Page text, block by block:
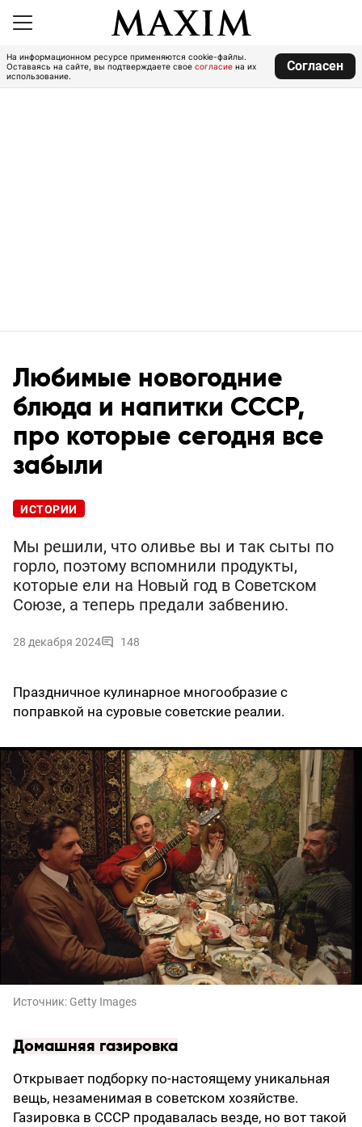
На информационном ресурсе применяются cookie-файлы.
Оставаясь на сайте, вы подтверждаете свое согласие на их
использование.
Согласен
Любимые новогодние
блюда и напитки СССР,
про которые сегодня все
забыли
ИСТОРИИ
Мы решили, что оливье вы и так сыты по
горло, поэтому вспомнили продукты,
которые ели на Новый год в Советском
Союзе, а теперь предали забвению.
28 декабря 2024 148
Праздничное кулинарное многообразие с
поправкой на суровые советские реалии.
Источник: Getty Images
Домашняя газировка
Открывает подборку по-настоящему уникальная
вещь, незаменимая в советском хозяйстве.
Газировка в СССР продавалась везде, но вот такой